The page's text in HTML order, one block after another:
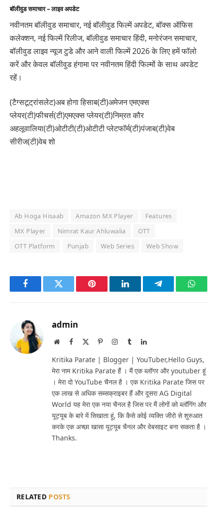
बॉलीवुड समाचार – लाइव अपडेट
नवीनतम बॉलीवुड समाचार, नई बॉलीवुड फिल्में अपडेट, बॉक्स ऑफिस
कलेक्शन, नई फिल्में रिलीज, बॉलीवुड समाचार हिंदी, मनोरंजन समाचार,
बॉलीवुड लाइव न्यूज टुडे और आने वाली फिल्में 2026 के लिए हमें फॉलो
करें और केवल बॉलीवुड हंगामा पर नवीनतम हिंदी फिल्मों के साथ अपडेट
रहें।
(टैग्सटूट्रांसलेट)अब होगा हिसाब(टी)अमेजन एमएक्स
प्लेयर(टी)फीचर्स(टी)एमएक्स प्लेयर(टी)निम्रत कौर
अहलूवालिया(टी)ओटीटी(टी)ओटीटी प्लेटफॉर्म(टी)पंजाब(टी)वेब
सीरीज(टी)वेब शो
Ab Hoga Hisaab Amazon MX Player
Features
MX Player
Nimrat Kaur Ahluwalia
OTT
OTT Platform
Punjab Web Series Web Show
FacebookTwitter Pinterest LinkedInTelegram
admin
WebsiteFacebook PinterestInstagram
TumblrLinkedIn
Kritika Parate | Blogger | YouTuber,Hello Guys,
मेरा नाम Kritika Parate हैं । मैं एक ब्लॉगर और youtuber हूं
। मेरा दो YouTube चैनल है । एक Kritika Parate जिस पर
एक लाख से अधिक सब्सक्राइबर हैं और दूसरा AG Digital
World यह मेरा एक नया चैनल है जिस पर मैं लोगों को ब्लॉगिंग और
यूट्यूब के बारे में सिखाता हूं, कि कैसे कोई व्यक्ति जीरो से शुरुआत
करके एक अच्छा खासा यूट्यूब चैनल और वेबसाइट बना सकता है ।
Thanks.
RELATED POSTS